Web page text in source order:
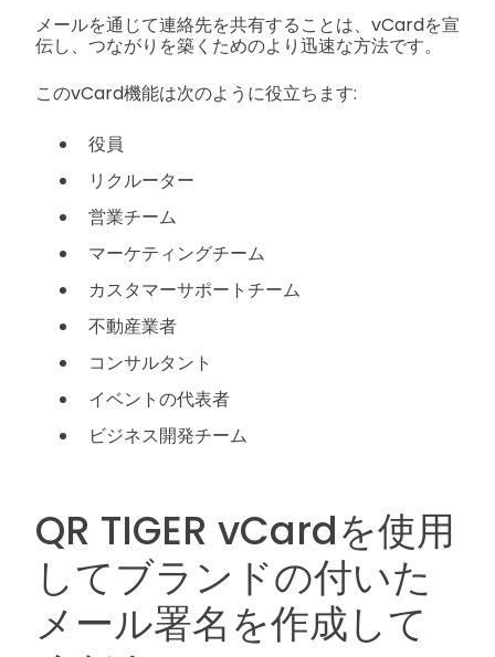
メールを通じて連絡先を共有することは、vCardを宣
伝し、つながりを築くためのより迅速な方法です。
このvCard機能は次のように役立ちます:
役員
リクルーター
営業チーム
マーケティングチーム
カスタマーサポートチーム
不動産業者
コンサルタント
イベントの代表者
ビジネス開発チーム
QR TIGER vCardを使用
してブランドの付いた
メール署名を作成して